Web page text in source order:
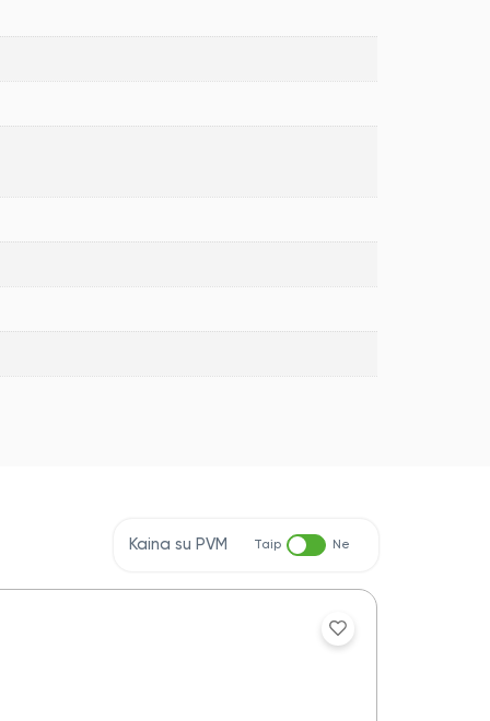
Kaina su PVM Taip Ne